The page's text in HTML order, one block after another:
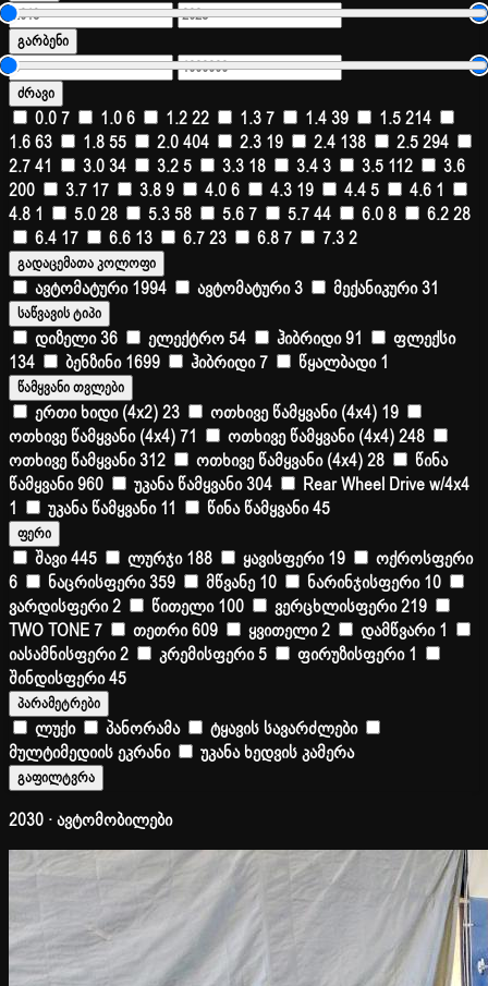
გარბენი
ძრავი
0.07 1.06 1.222 1.37 1.439 1.5214
1.663 1.855 2.0404 2.3 19 2.4 138 2.5294
2.741 3.034 3.25 3.3 18 3.43 3.5 112
3.6
200
3.7 17 3.89 4.06 4.3 19 4.45 4.6 1
4.8 1 5.028 5.358 5.67 5.744 6.08 6.228
6.4 17 6.6 13 6.723 6.87 7.32
გადაცემათა კოლოფი
ავტომატური 1994 ავტომატური3 მექანიკური31
საწვავის ტიპი
დიზელი36 ელექტრო54 ჰიბრიდი91
ფლექსი
134
ბენზინი 1699 ჰიბრიდი7 წყალბადი 1
წამყვანი თვლები
ერთი ხიდი (4x2)23 ოთხივე წამყვანი (4x4) 19
ოთხივე წამყვანი (4x4)71 ოთხივე წამყვანი (4x4)248
ოთხივე წამყვანი312 ოთხივე წამყვანი (4x4)28
წინა
წამყვანი960 უკანა წამყვანი304
Rear Wheel Drive w/4x4
1
უკანა წამყვანი 11 წინა წამყვანი45
ფერი
შავი445 ლურჯი 188 ყავისფერი 19
ოქროსფერი
6
ნაცრისფერი359 მწვანე 10 ნარინჯისფერი 10
ვარდისფერი2 წითელი 100 ვერცხლისფერი219
TWO TONE7 თეთრი609 ყვითელი2 დამწვარი 1
იასამნისფერი2 კრემისფერი5 ფირუზისფერი 1
შინდისფერი45
პარამეტრები
ლუქი პანორამა
ტყავის სავარძლები
მულტიმედიის ეკრანი
უკანა ხედვის კამერა
გაფილტვრა
2030 · ავტომობილები